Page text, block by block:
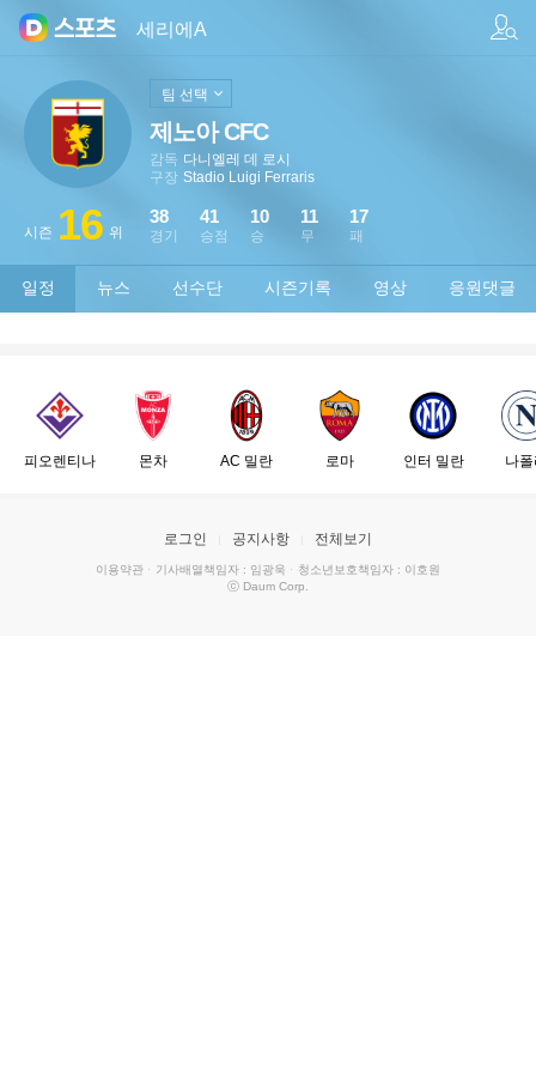
세리에A
제노아 CFC
감독 다니엘레 데 로시
구장 Stadio Luigi Ferraris
시즌 16 위 경기
38
승점
41
승
10
무
11
패
17
팀 선택
일정 뉴스 선수단 시즌기록 영상 응원댓글
피오렌티나 몬차 AC 밀란 로마 인터 밀란 나
로그인 공지사항 전체보기
이용약관 · 기사배열책임자 : 임광욱 · 청소년보호책임자 : 이호원
ⓒ Daum Corp.